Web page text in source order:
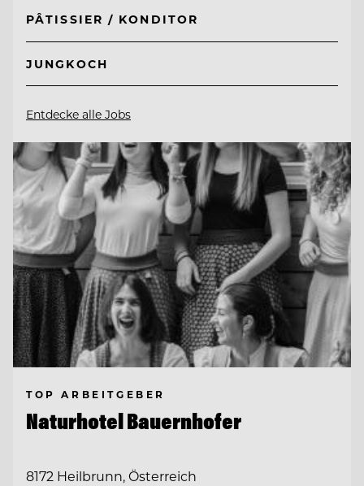
PÂTISSIER / KONDITOR
JUNGKOCH
Entdecke alle Jobs
TOP ARBEITGEBER
Naturhotel Bauernhofer
8172 Heilbrunn, Österreich